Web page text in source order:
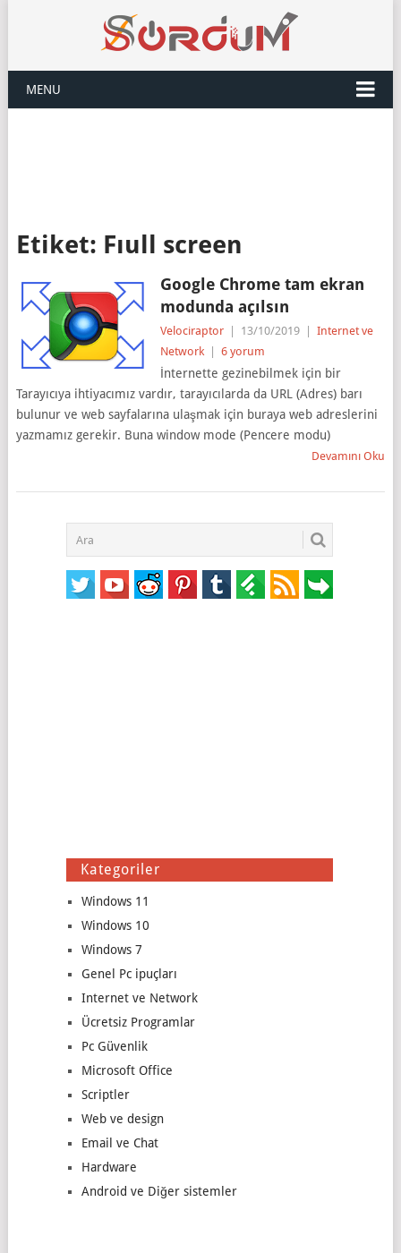
MENU
Etiket: Fıull screen
Google Chrome tam ekran
modunda açılsın
Velociraptor 13/10/2019
Internet ve
Network
6 yorum
İnternette gezinebilmek için bir
Tarayıcıya ihtiyacımız vardır, tarayıcılarda da URL (Adres) barı
bulunur ve web sayfalarına ulaşmak için buraya web adreslerini
yazmamız gerekir. Buna window mode (Pencere modu)
Devamını Oku
Kategoriler
Windows 11
Windows 10
Windows 7
Genel Pc ipuçları
Internet ve Network
Ücretsiz Programlar
Pc Güvenlik
Microsoft Office
Scriptler
Web ve design
Email ve Chat
Hardware
Android ve Diğer sistemler